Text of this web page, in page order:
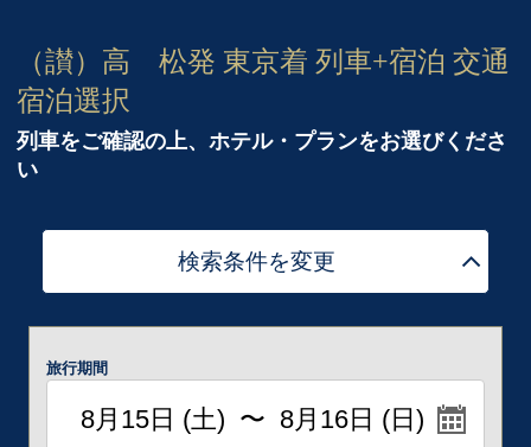
（讃）高 松発 東京着 列車+宿泊 交通
宿泊選択
列車をご確認の上、ホテル・プランをお選びくださ
い
検索条件を変更
旅行期間